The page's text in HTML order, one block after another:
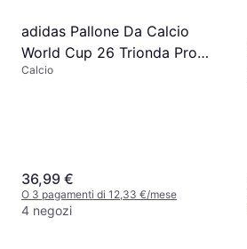
adidas Pallone Da Calcio
World Cup 26 Trionda Pro
Sala
Calcio
36,99 €
O 3 pagamenti di 12,33 €/mese
4 negozi